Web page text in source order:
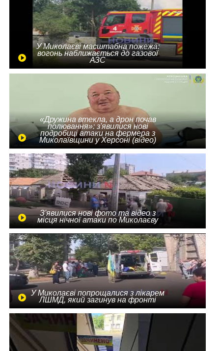
У Миколаєві масштабна пожежа:
вогонь наближається до газової
АЗС
«Дружина втекла, а дрон почав
полювання»: з'явилися нові
подробиці атаки на фермера з
Миколаївщини у Херсоні (відео)
З'явилися нові фото та відео з
місця нічної атаки по Миколаєву
У Миколаєві попрощалися з лікарем
ЛШМД, який загинув на фронті